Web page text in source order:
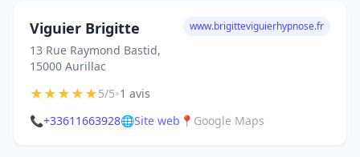
Viguier Brigitte
13 Rue Raymond Bastid,
15000 Aurillac
www.brigitteviguierhypnose.fr
★★★★★5/5•1 avis
📞+33611663928🌐Site web 📍 Google Maps